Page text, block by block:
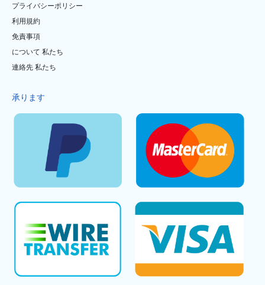
プライバシーポリシー
利用規約
免責事項
について 私たち
連絡先 私たち
承ります